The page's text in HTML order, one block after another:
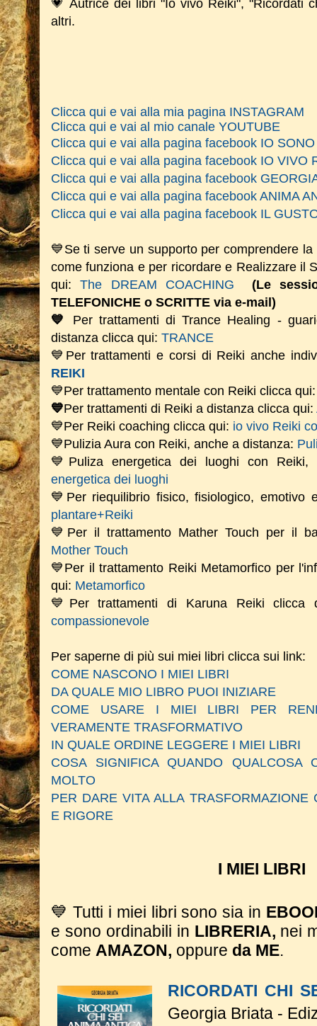
💗 Autrice dei libri "Io vivo Reiki", "Ricordati
altri.
Clicca qui e vai alla mia pagina INSTAGRAM
Clicca qui e vai al mio canale YOUTUBE
Clicca qui e vai alla pagina facebook IO
Clicca qui e vai alla pagina facebook IO VIVO
Clicca qui e vai alla pagina facebook
Clicca qui e vai alla pagina facebook ANIMA
Clicca qui e vai alla pagina facebook IL
💙Se ti serve un supporto per comprendere la
come funziona e per ricordare e Realizzare il
qui:The DREAM COACHING
(Le
TELEFONICHE o SCRITTE via e-mail)
💙
Per trattamenti di Trance Healing -
distanza clicca qui: TRANCE
💙Per trattamenti e corsi di Reiki anche
REIKI
💙Per trattamento mentale con Reiki clicca
💙Per trattamenti di Reiki a distanza clicca qui:
💙Per Reiki coaching clicca qui: io vivo Reiki
💙Pulizia Aura con Reiki, anche a distanza:
💙Puliza energetica dei luoghi con
energetica dei luoghi
💙Per riequilibrio fisico, fisiologico, emotivo
plantare+Reiki
💙Per il trattamento Mather Touch per il
Mother Touch
💙Per il trattamento Reiki Metamorfico per
qui: Metamorfico
💙Per trattamenti di Karuna Reiki
compassionevole
Per saperne di più sui miei libri clicca sui link:
COME NASCONO I MIEI LIBRI
DA QUALE MIO LIBRO PUOI INIZIARE
COME USARE I MIEI LIBRI PER
VERAMENTE TRASFORMATIVO
IN QUALE ORDINE LEGGERE I MIEI LIBRI
COSA SIGNIFICA QUANDO QUALCOSA
MOLTO
PER DARE VITA ALLA TRASFORMAZIONE
E RIGORE
I MIEI LIBRI
💙 Tutti i miei libri sono sia in
e sono ordinabili in LIBRERIA, nei
come AMAZON, oppure da ME.
RICORDATI CHI
Georgia Briata -